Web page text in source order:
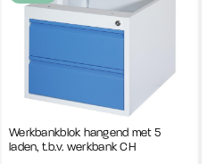
Werkbankblok hangend met 5
laden, t.b.v. werkbank CH